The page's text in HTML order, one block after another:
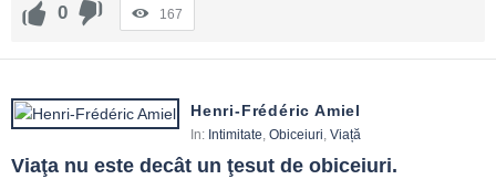
0 167
Henri-Frédéric Amiel
In: Intimitate Obiceiuri Viață
Viaţa nu este decât un ţesut de obiceiuri.